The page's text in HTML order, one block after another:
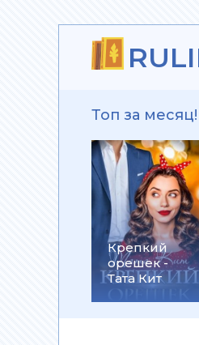
Топ за
Крепкий
орешек -
Тата Кит
Лэн
Джиллиан